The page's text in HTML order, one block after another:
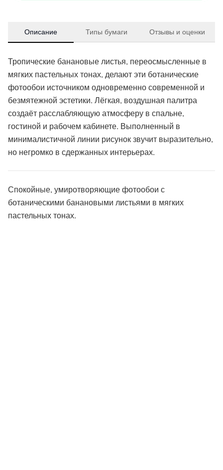
Описание Типы бумаги Отзывы и оценки
Тропические банановые листья, переосмысленные в
мягких пастельных тонах, делают эти ботанические
фотообои источником одновременно современной и
безмятежной эстетики. Лёгкая, воздушная палитра
создаёт расслабляющую атмосферу в спальне,
гостиной и рабочем кабинете. Выполненный в
минималистичной линии рисунок звучит выразительно,
но негромко в сдержанных интерьерах.
Спокойные, умиротворяющие фотообои с
ботаническими банановыми листьями в мягких
пастельных тонах.